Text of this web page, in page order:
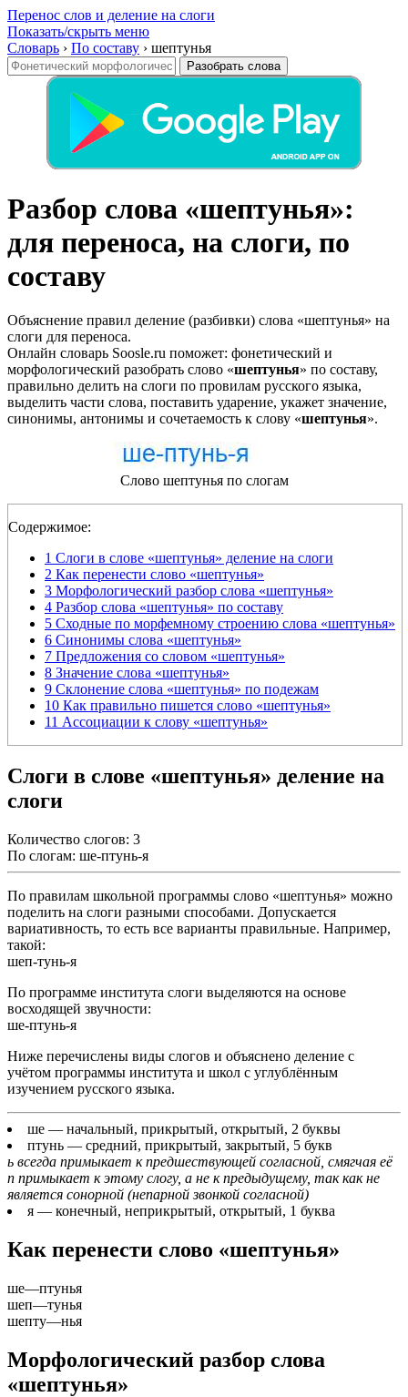
Перенос слов и деление на слоги
Показать/скрыть меню
Словарь › По составу › шептунья
Разобрать слова
Разбор слова «шептунья»:
для переноса, на слоги, по
составу
Объяснение правил деление (разбивки) слова «шептунья» на
слоги для переноса.
Онлайн словарь Soosle.ru поможет: фонетический и
морфологический разобрать слово «шептунья» по составу,
правильно делить на слоги по провилам русского языка,
выделить части слова, поставить ударение, укажет значение,
синонимы, антонимы и сочетаемость к слову «шептунья».
Слово шептунья по слогам
Содержимое:
1 Слоги в слове «шептунья» деление на слоги
2 Как перенести слово «шептунья»
3 Морфологический разбор слова «шептунья»
4 Разбор слова «шептунья» по составу
5 Сходные по морфемному строению слова «шептунья»
6 Синонимы слова «шептунья»
7 Предложения со словом «шептунья»
8 Значение слова «шептунья»
9 Склонение слова «шептунья» по подежам
10 Как правильно пишется слово «шептунья»
11 Ассоциации к слову «шептунья»
Слоги в слове «шептунья» деление на
слоги
Количество слогов: 3
По слогам: ше-птунь-я
По правилам школьной программы слово «шептунья» можно
поделить на слоги разными способами. Допускается
вариативность, то есть все варианты правильные. Например,
такой:
шеп-тунь-я
По программе института слоги выделяются на основе
восходящей звучности:
ше-птунь-я
Ниже перечислены виды слогов и объяснено деление с
учётом программы института и школ с углублённым
изучением русского языка.
ше — начальный, прикрытый, открытый, 2 буквы
птунь — средний, прикрытый, закрытый, 5 букв
ь всегда примыкает к предшествующей согласной, смягчая её
п примыкает к этому слогу, а не к предыдущему, так как не
является сонорной (непарной звонкой согласной)
я — конечный, неприкрытый, открытый, 1 буква
Как перенести слово «шептунья»
ше—птунья
шеп—тунья
шепту—нья
Морфологический разбор слова
«шептунья»